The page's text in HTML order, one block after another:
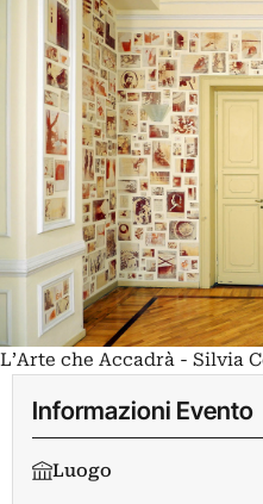
L’Arte che Accadrà - Silvia
Informazioni Evento
Luogo